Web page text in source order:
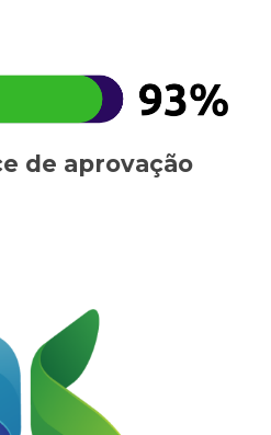
de aprovação